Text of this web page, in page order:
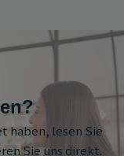
haben, lesen Sie
Sie uns direkt.